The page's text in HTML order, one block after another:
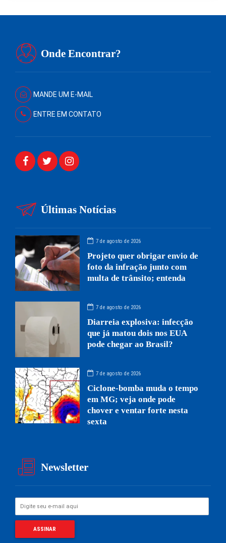
Onde Encontrar?
MANDE UM E-MAIL
ENTRE EM CONTATO
Últimas Notícias
7 de agosto de 2026
Projeto quer obrigar envio de
foto da infração junto com
multa de trânsito; entenda
7 de agosto de 2026
Diarreia explosiva: infecção
que já matou dois nos EUA
pode chegar ao Brasil?
7 de agosto de 2026
Ciclone-bomba muda o tempo
em MG; veja onde pode
chover e ventar forte nesta
sexta
Newsletter